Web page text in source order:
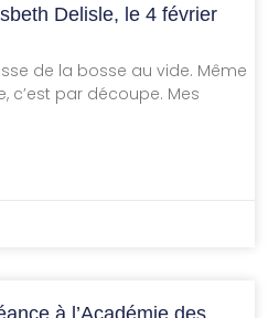
Delisle, le 4 février
de la bosse au vide. Même
c’est par découpe. Mes